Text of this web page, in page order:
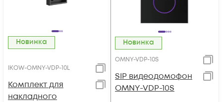
Новинка
IKOW-OMNY-VDP-10L
Комплект для
накладного
Новинка
OMNY-VDP-10S
SIP видеодомофон
OMNY-VDP-10S